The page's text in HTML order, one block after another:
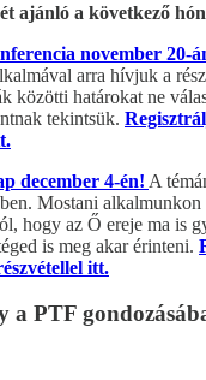
ajánló a következő
november 20-
arra hívjuk a
közötti határokat ne
tekintsük.
december 4-én! A
Mostani
hogy az Ő ereje ma is
is meg akar érinteni.
itt.
a PTF